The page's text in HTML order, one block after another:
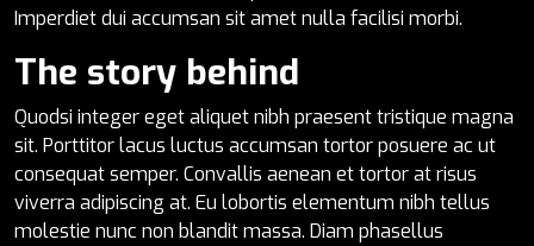
Imperdiet dui accumsan sit amet nulla facilisi morbi.
The story behind
Quodsi integer eget aliquet nibh praesent tristique magna
sit. Porttitor lacus luctus accumsan tortor posuere ac ut
consequat semper. Convallis aenean et tortor at risus
viverra adipiscing at. Eu lobortis elementum nibh tellus
molestie nunc non blandit massa. Diam phasellus